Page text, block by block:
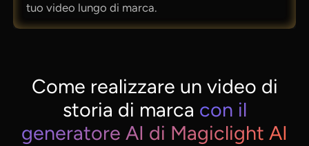
tuo video lungo di marca.
Come realizzare un video di
storia di marca con il
generatore AI di Magiclight AI